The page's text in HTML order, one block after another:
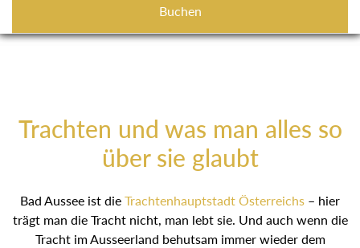
Buchen
Trachten und was man alles so
über sie glaubt
Bad Aussee ist dieTrachtenhauptstadt Österreichs – hier
trägt man die Tracht nicht, man lebt sie. Und auch wenn die
Tracht im Ausseerland behutsam immer wieder dem